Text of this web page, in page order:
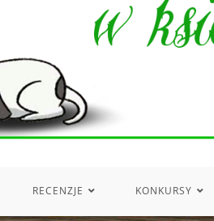
RECENZJE KONKURSY